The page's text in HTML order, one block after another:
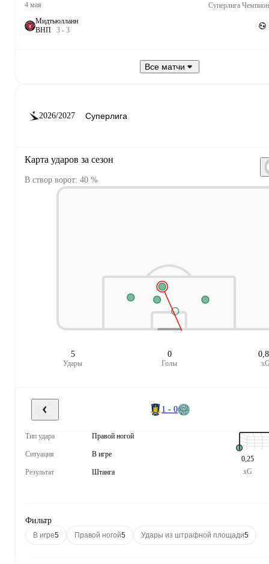
4 мая
Мидтьюлланн
ВНП 3 - 3
Все матчи
2026/2027
Карта ударов за сезон
В створ ворот: 40 %
5
Удары
0
Голы
1 - 0
Тип удара Правой ногой
Ситуация В игре
Результат Штанга
0,25
xG
Фильтр
В игре5 Правой ногой5 Удары из штрафной площади5